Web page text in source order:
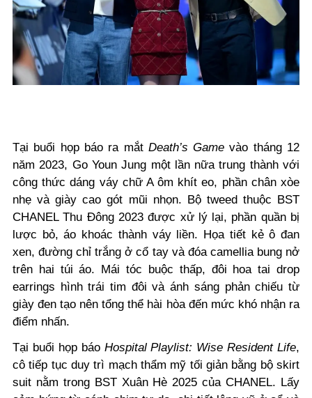
Tại buổi họp báo ra mắt Death’s Game vào tháng 12
năm 2023, Go Youn Jung một lần nữa trung thành với
công thức dáng váy chữ A ôm khít eo, phần chân xòe
nhẹ và giày cao gót mũi nhọn. Bộ tweed thuộc BST
CHANEL Thu Đông 2023 được xử lý lại, phần quần bị
lược bỏ, áo khoác thành váy liền. Họa tiết kẻ ô đan
xen, đường chỉ trắng ở cổ tay và đóa camellia bung nở
trên hai túi áo. Mái tóc buộc thấp, đôi hoa tai drop
earrings hình trái tim đôi và ánh sáng phản chiếu từ
giày đen tạo nên tổng thể hài hòa đến mức khó nhận ra
điểm nhấn.
Tại buổi họp báo Hospital Playlist: Wise Resident Life,
cô tiếp tục duy trì mạch thẩm mỹ tối giản bằng bộ skirt
suit nằm trong BST Xuân Hè 2025 của CHANEL. Lấy